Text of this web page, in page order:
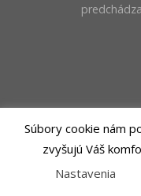
Súbory cookie nám
zvyšujú Váš
Nastavenia